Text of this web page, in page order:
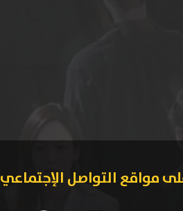
مواقع التواصل الإجتماعي